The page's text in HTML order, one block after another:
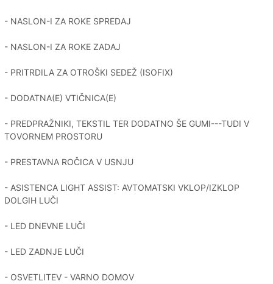
- NASLON-I ZA ROKE SPREDAJ
- NASLON-I ZA ROKE ZADAJ
- PRITRDILA ZA OTROŠKI SEDEŽ (ISOFIX)
- DODATNA(E) VTIČNICA(E)
- PREDPRAŽNIKI, TEKSTIL TER DODATNO ŠE GUMI---TUDI V
TOVORNEM PROSTORU
- PRESTAVNA ROČICA V USNJU
- ASISTENCA LIGHT ASSIST: AVTOMATSKI VKLOP/IZKLOP
DOLGIH LUČI
- LED DNEVNE LUČI
- LED ZADNJE LUČI
- OSVETLITEV - VARNO DOMOV